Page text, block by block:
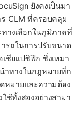
ยังคงเป็นมา
CLM ที่ครอบคลุม
างเลือกในภูมิภาคที่
รถในการปรับขนาด
เชียแปซิฟิก ซึ่งเหมา
ำทางในกฎหมายที่ก
หมายและความต้อง
ช้ทั้งสองอย่างสามา